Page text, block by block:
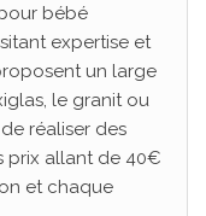
bébé
expertise et
un large
le granit ou
réaliser des
prix allant de 40€
et chaque